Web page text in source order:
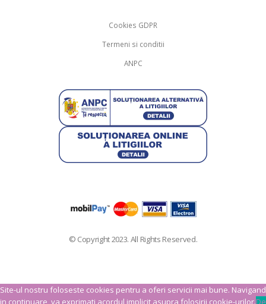
Cookies GDPR
Termeni si conditii
ANPC
© Copyright 2023. All Rights Reserved.
Site-ul nostru foloseste cookies pentru a oferi servicii mai bune. Navigand
in continuare, va exprimati acordul implicit asupra folosirii cookie-urilor.De